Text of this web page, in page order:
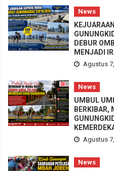
News
DEBUR
MENJADI
Agustus
News
UMBUL
BERKIBAR,
Agustus
News